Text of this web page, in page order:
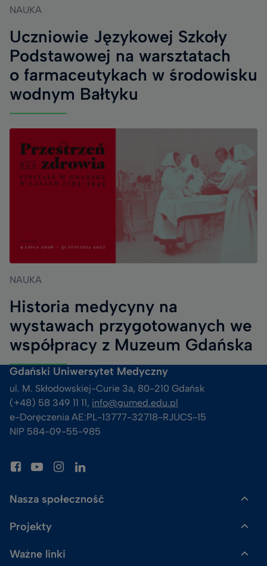
NAUKA
Uczniowie Językowej Szkoły
Podstawowej na warsztatach
o farmaceutykach w środowisku
wodnym Bałtyku
NAUKA
Historia medycyny na
wystawach przygotowanych we
współpracy z Muzeum Gdańska
Gdański Uniwersytet Medyczny
ul. M. Skłodowskiej-Curie 3a, 80-210 Gdańsk
(+48) 58 349 11 11, info@gumed.edu.pl
e-Doręczenia AE:PL-13777-32718-RJUCS-15
NIP 584-09-55-985
Nasza społeczność
Gazeta GUMed
Skalpel. Podcast GUMed
Projekty
Uczelnia Badawcza
Ważne linki